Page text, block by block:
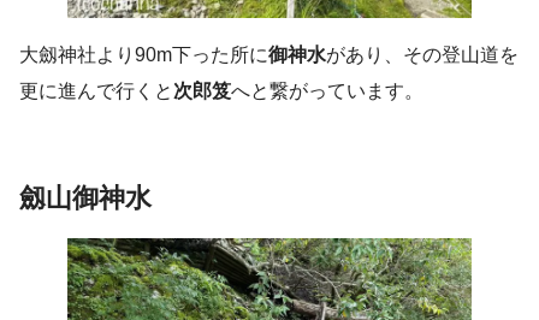
大劔神社より90m下った所に御神水があり、その登山道を
更に進んで行くと 次郎笈へと繋がっています。
劔山御神水